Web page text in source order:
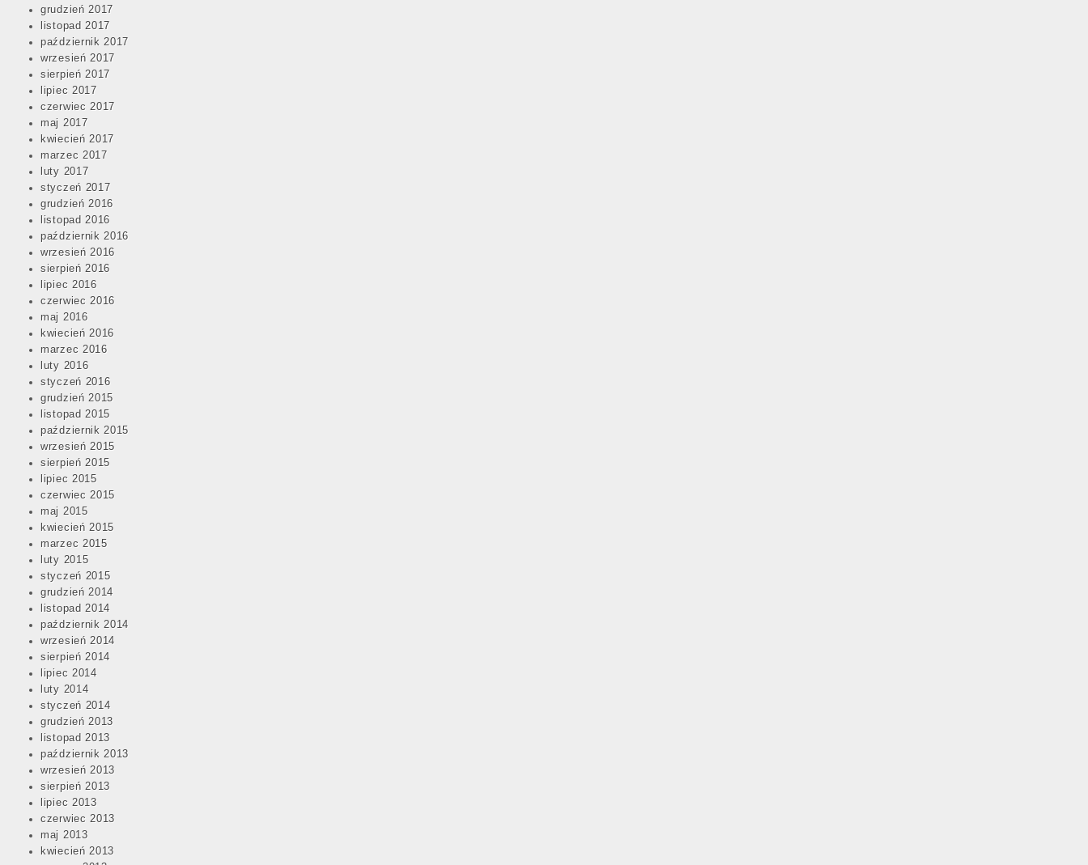
grudzień 2017
listopad 2017
październik 2017
wrzesień 2017
sierpień 2017
lipiec 2017
czerwiec 2017
maj 2017
kwiecień 2017
marzec 2017
luty 2017
styczeń 2017
grudzień 2016
listopad 2016
październik 2016
wrzesień 2016
sierpień 2016
lipiec 2016
czerwiec 2016
maj 2016
kwiecień 2016
marzec 2016
luty 2016
styczeń 2016
grudzień 2015
listopad 2015
październik 2015
wrzesień 2015
sierpień 2015
lipiec 2015
czerwiec 2015
maj 2015
kwiecień 2015
marzec 2015
luty 2015
styczeń 2015
grudzień 2014
listopad 2014
październik 2014
wrzesień 2014
sierpień 2014
lipiec 2014
luty 2014
styczeń 2014
grudzień 2013
listopad 2013
październik 2013
wrzesień 2013
sierpień 2013
lipiec 2013
czerwiec 2013
maj 2013
kwiecień 2013